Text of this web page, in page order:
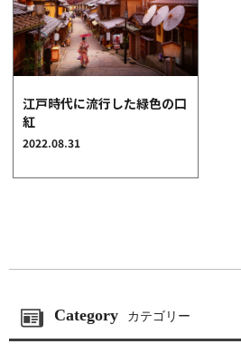
商品カテゴリ
ショップ
AFFLUXについて
無限大のオーダーメイド
ゆびわ言葉®
カタログ請求
江戸時代に流行した緑色の口
紅
2022.08.31
Category カテゴリー